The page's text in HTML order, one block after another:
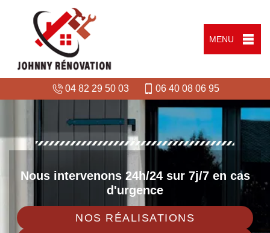
MENU
04 82 29 50 03 06 40 08 06 95
Nous intervenons 24h/24 sur 7j/7 en cas
d'urgence
NOS RÉALISATIONS